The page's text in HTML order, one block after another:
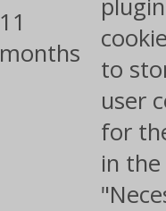
11
months
to
user
for
in